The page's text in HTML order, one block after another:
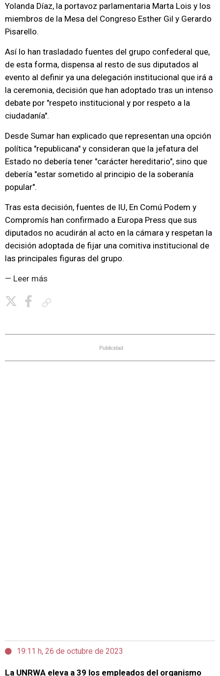
Yolanda Díaz, la portavoz parlamentaria Marta Lois y los
miembros de la Mesa del Congreso Esther Gil y Gerardo
Pisarello.
Así lo han trasladado fuentes del grupo confederal que,
de esta forma, dispensa al resto de sus diputados al
evento al definir ya una delegación institucional que irá a
la ceremonia, decisión que han adoptado tras un intenso
debate por "respeto institucional y por respeto a la
ciudadanía".
Desde Sumar han explicado que representan una opción
política "republicana" y consideran que la jefatura del
Estado no debería tener "carácter hereditario", sino que
debería "estar sometido al principio de la soberanía
popular".
Tras esta decisión, fuentes de IU, En Comú Podem y
Compromís han confirmado a Europa Press que sus
diputados no acudirán al acto en la cámara y respetan la
decisión adoptada de fijar una comitiva institucional de
las principales figuras del grupo.
— Leer más
Publicidad
19:11 h, 26 de octubre de 2023
La UNRWA eleva a 39 los empleados del organismo